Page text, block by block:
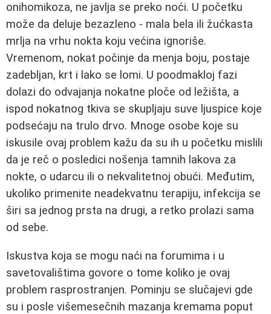
onihomikoza, ne javlja se preko noći. U početku
može da deluje bezazleno - mala bela ili žućkasta
mrlja na vrhu nokta koju većina ignoriše.
Vremenom, nokat počinje da menja boju, postaje
zadebljan, krt i lako se lomi. U poodmakloj fazi
dolazi do odvajanja nokatne ploče od ležišta, a
ispod nokatnog tkiva se skupljaju suve ljuspice koje
podsećaju na trulo drvo. Mnoge osobe koje su
iskusile ovaj problem kažu da su ih u početku mislili
da je reč o posledici nošenja tamnih lakova za
nokte, o udarcu ili o nekvalitetnoj obući. Međutim,
ukoliko primenite neadekvatnu terapiju, infekcija se
širi sa jednog prsta na drugi, a retko prolazi sama
od sebe.
Iskustva koja se mogu naći na forumima i u
savetovalištima govore o tome koliko je ovaj
problem rasprostranjen. Pominju se slučajevi gde
su i posle višemesečnih mazanja kremama poput